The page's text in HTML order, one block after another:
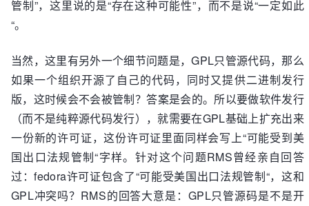
管制”，这里说的是“存在这种可能性”，而不是说“一定如此
“。
当然，这里有另外一个细节问题是，GPL只管源代码，那么
如果一个组织开源了自己的代码，同时又提供二进制发行
版，这时候会不会被管制？答案是会的。所以要做软件发行
（而不是纯粹源代码发行），就需要在GPL基础上扩充出来
一份新的许可证，这份许可证里面同样会写上“可能受到美
国出口法规管制“字样。针对这个问题RMS曾经亲自回答
过：fedora许可证包含了“可能受美国出口法规管制“，这和
GPL冲突吗？RMS的回答大意是：GPL只管源码是不是开